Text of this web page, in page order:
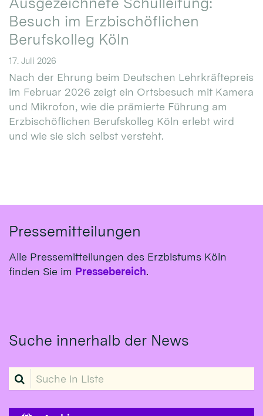
Besuch im Erzbischöflichen
Berufskolleg Köln
17. Juli 2026
Nach der Ehrung beim Deutschen Lehrkräftepreis
im Februar 2026 zeigt ein Ortsbesuch mit Kamera
und Mikrofon, wie die prämierte Führung am
Erzbischöflichen Berufskolleg Köln erlebt wird
und wie sie sich selbst versteht.
Pressemitteilungen
Alle Pressemitteilungen des Erzbistums Köln
finden Sie im Pressebereich.
Suche innerhalb der News
Suche in Liste